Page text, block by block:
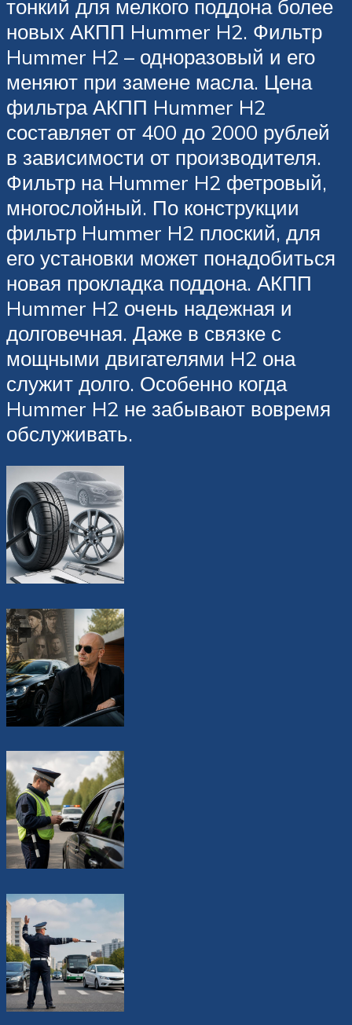
тонкий для мелкого поддона более
новых АКПП Hummer H2. Фильтр
Hummer H2 – одноразовый и его
меняют при замене масла. Цена
фильтра АКПП Hummer H2
составляет от 400 до 2000 рублей
в зависимости от производителя.
Фильтр на Hummer H2 фетровый,
многослойный. По конструкции
фильтр Hummer H2 плоский, для
его установки может понадобиться
новая прокладка поддона. АКПП
Hummer H2 очень надежная и
долговечная. Даже в связке с
мощными двигателями H2 она
служит долго. Особенно когда
Hummer H2 не забывают вовремя
обслуживать.